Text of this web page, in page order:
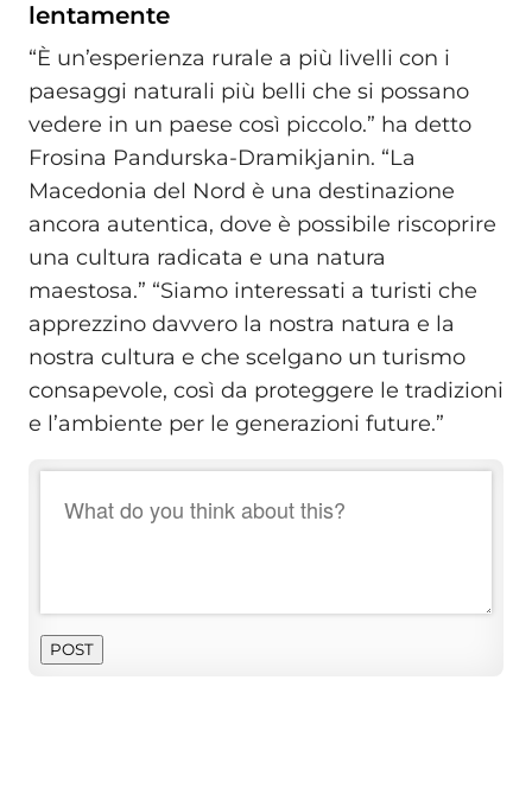
lentamente
“È un’esperienza rurale a più livelli con i
paesaggi naturali più belli che si possano
vedere in un paese così piccolo.” ha detto
Frosina Pandurska-Dramikjanin. “La
Macedonia del Nord è una destinazione
ancora autentica, dove è possibile riscoprire
una cultura radicata e una natura
maestosa.” “Siamo interessati a turisti che
apprezzino davvero la nostra natura e la
nostra cultura e che scelgano un turismo
consapevole, così da proteggere le tradizioni
e l’ambiente per le generazioni future.”
POST